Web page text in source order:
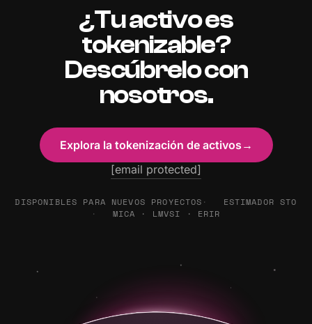
¿Tu activo es
tokenizable?
Descúbrelo con
nosotros.
Explora la tokenización de activos →
[email protected]
DISPONIBLES PARA NUEVOS PROYECTOS
ESTIMADOR STO
MICA · LMVSI · ERIR